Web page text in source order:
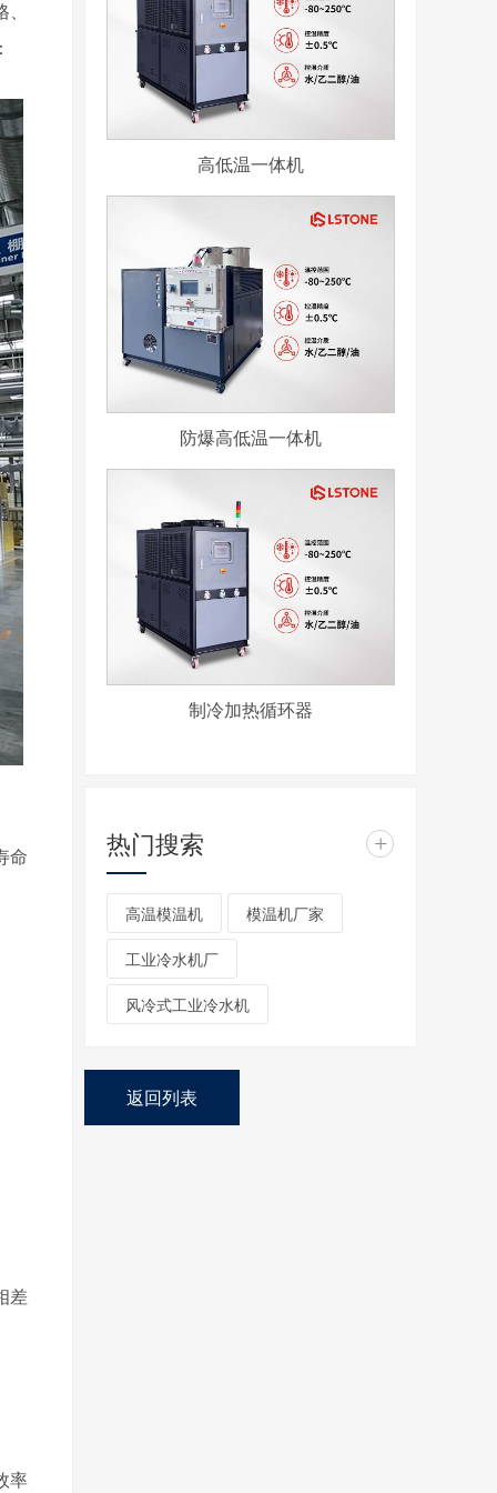
命
差
率
高低温一体机
防爆高低温一体机
制冷加热循环器
热门搜索 +
高温模温机 模温机厂家
工业冷水机厂
风冷式工业冷水机
返回列表